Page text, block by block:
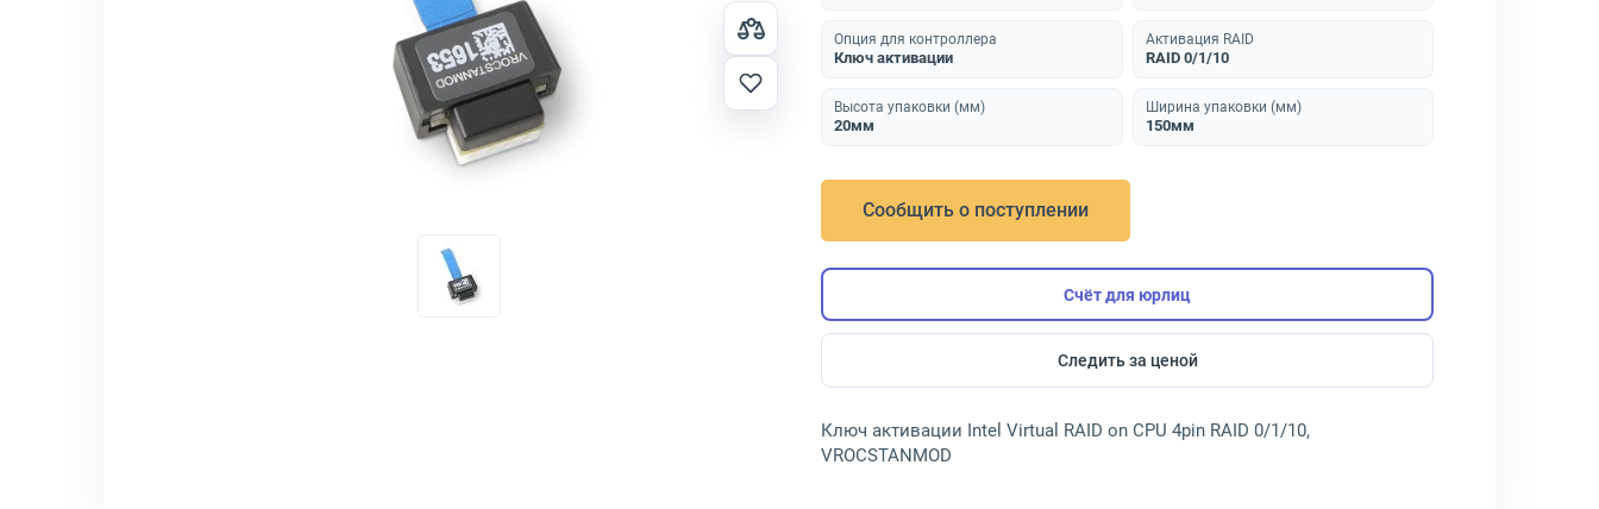
Опция для контроллера
Ключ активации
Активация RAID
RAID 0/1/10
Высота упаковки (мм)
20мм
Ширина упаковки (мм)
150мм
Сообщить о поступлении
Счёт для юрлиц
Следить за ценой
Ключ активации Intel Virtual RAID on CPU 4pin RAID 0/1/10,
VROCSTANMOD